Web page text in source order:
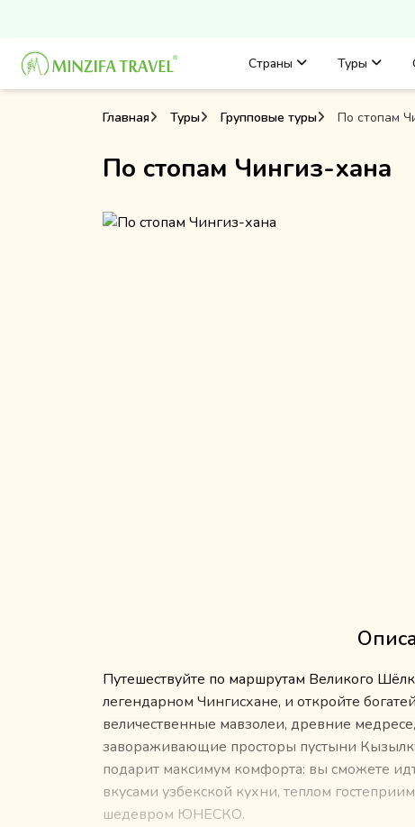
Страны Туры
Главная Туры Групповые туры По стопам
По стопам Чингиз-хана
Путешествуйте по маршрутам Великого
легендарном Чингисхане, и откройте
величественные мавзолеи, древние
завораживающие просторы пустыни
подарит максимум комфорта: вы сможете
вкусами узбекской кухни, теплом
шедевром ЮНЕСКО.